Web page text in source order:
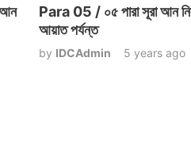
Para 05 / ০৫ পারা সূরা আন
আয়াত পর্যন্ত
by IDCAdmin 5 years ago